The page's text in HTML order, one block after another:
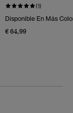
(1)
Disponible En Más
€ 64,99